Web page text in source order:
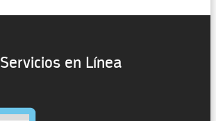
Servicios en Línea